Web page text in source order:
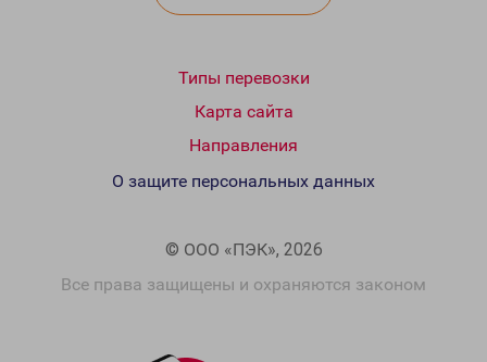
Типы перевозки
Карта сайта
Направления
© ООО «ПЭК», 2026
Все права защищены и охраняются законом
О защите персональных данных